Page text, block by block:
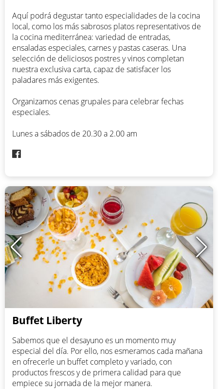
Aquí podrá degustar tanto especialidades de la cocina
local, como los más sabrosos platos representativos de
la cocina mediterránea: variedad de entradas,
ensaladas especiales, carnes y pastas caseras. Una
selección de deliciosos postres y vinos completan
nuestra exclusiva carta, capaz de satisfacer los
paladares más exigentes.
Organizamos cenas grupales para celebrar fechas
especiales.
Lunes a sábados de 20.30 a 2.00 am
Buffet Liberty
Sabemos que el desayuno es un momento muy
especial del día. Por ello, nos esmeramos cada mañana
en ofrecerle un buffet completo y variado, con
productos frescos y de primera calidad para que
empiece su jornada de la mejor manera.